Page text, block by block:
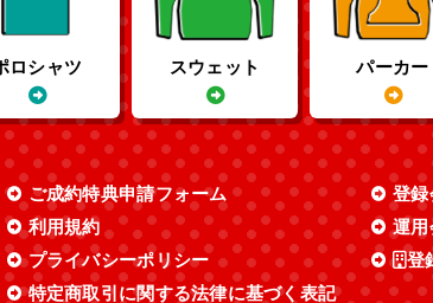
ロシャツ スウェット パーカー
ご成約特典申請フォーム
利用規約
プライバシーポリシー
特定商取引に関する法律に基づく表記
登録
運用
登